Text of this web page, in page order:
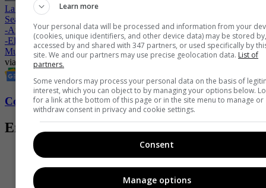
La guía definitiva: cinco experiencias que hacen única una visita a
SeaWorld
-Aruba transforma el lujo de viajar: menos prisa, más conexión
-El Rockefeller Center se convierte en un Fan Village para el
Mundial 2026
viaje
viajarOrlando
Conozca más de Fucsia aquí
Entradas relacionadas
Learn more
Your personal data will be processed and information from your
(cookies, unique identifiers, and other device data) may be stored by,
accessed by and shared with 347 partners, or used specifically by
site. We and our partners may use precise geolocation data. List of
partners.
Some vendors may process your personal data on the basis of
interest, which you can object to by managing your options below.
for a link at the bottom of this page or in the site menu to manage or
withdraw consent in privacy and cookie settings.
Consent
Manage options